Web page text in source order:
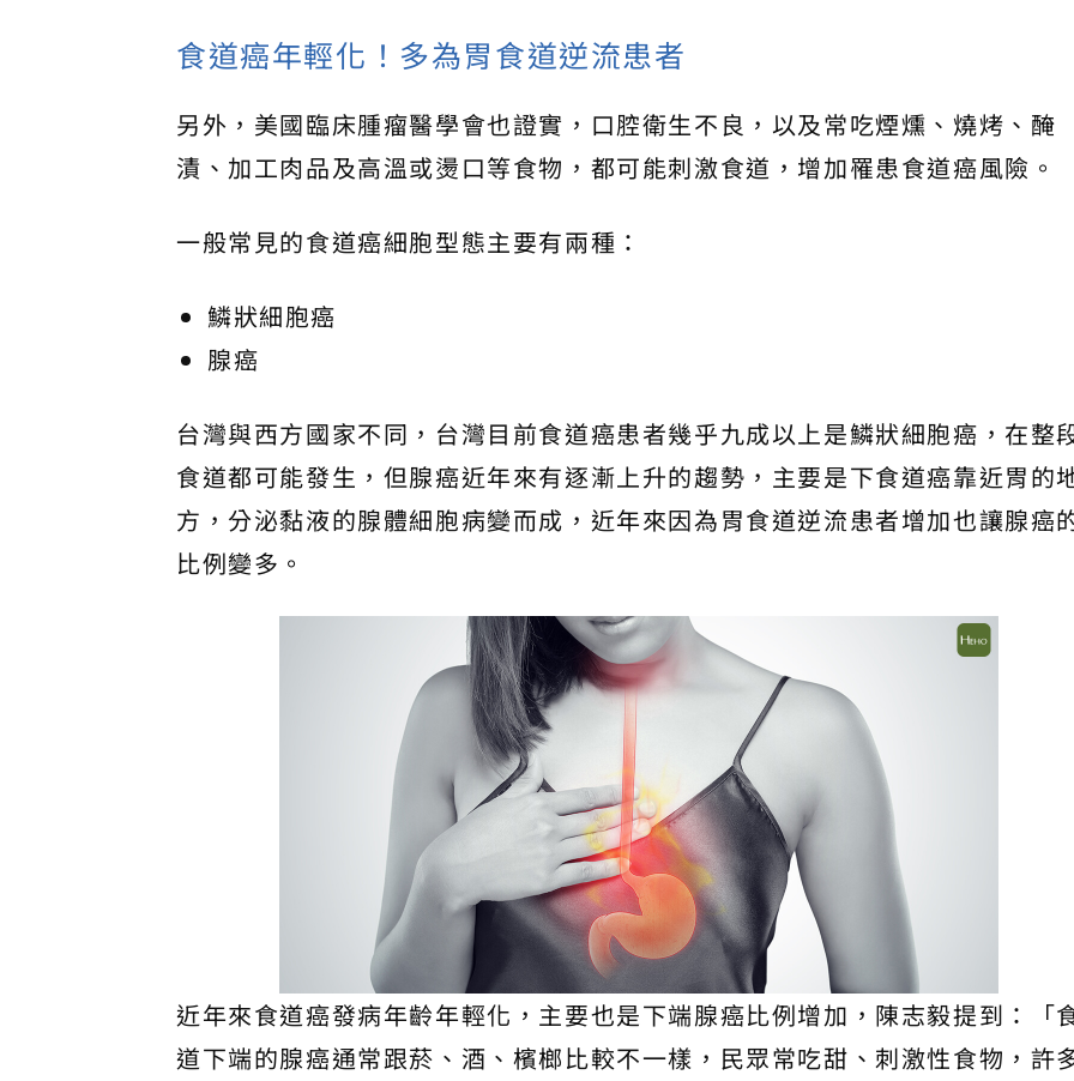
食道癌年輕化！多為胃食道逆流患者
另外，美國臨床腫瘤醫學會也證實，口腔衛生不良，以及常吃煙燻、燒烤、醃
漬、加工肉品及高溫或燙口等食物，都可能刺激食道，增加罹患食道癌風險。
一般常見的食道癌細胞型態主要有兩種：
鱗狀細胞癌
腺癌
台灣與西方國家不同，台灣目前食道癌患者幾乎九成以上是鱗狀細胞癌，在整
食道都可能發生，但腺癌近年來有逐漸上升的趨勢，主要是下食道癌靠近胃的
方，分泌黏液的腺體細胞病變而成，近年來因為胃食道逆流患者增加也讓腺癌
比例變多。
近年來食道癌發病年齡年輕化，主要也是下端腺癌比例增加，陳志毅提到：「
道下端的腺癌通常跟菸、酒、檳榔比較不一樣，民眾常吃甜、刺激性食物，許